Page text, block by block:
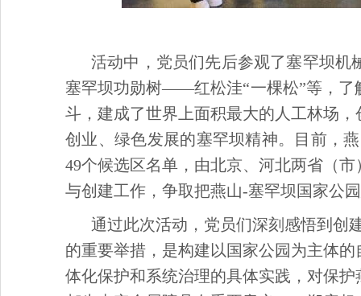
活动中，党员们先后参观了塞罕坝机
塞罕坝功勋树——红松洼“一棵松”等，了
斗，建成了世界上面积最大的人工林场
创业、绿色发展的塞罕坝精神。目前，
49个候选区名单，由北京、河北两省（
与创建工作，争取把燕山-塞罕坝国家公
通过此次活动，党员们深刻感悟到创
的重要举措，是构建以国家公园为主体
体化保护和系统治理的具体实践，对保